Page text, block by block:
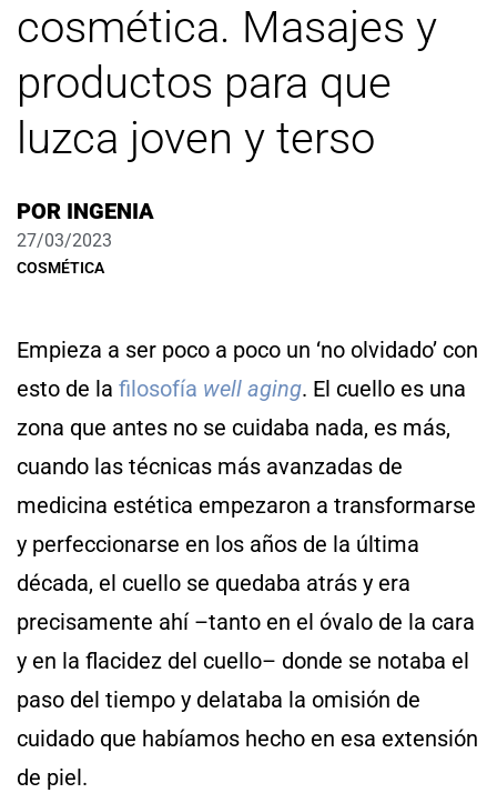
cosmética. Masajes y
productos para que
luzca joven y terso
POR INGENIA
27/03/2023
COSMÉTICA
Empieza a ser poco a poco un ‘no olvidado’ con
esto de la filosofía well aging. El cuello es una
zona que antes no se cuidaba nada, es más,
cuando las técnicas más avanzadas de
medicina estética empezaron a transformarse
y perfeccionarse en los años de la última
década, el cuello se quedaba atrás y era
precisamente ahí –tanto en el óvalo de la cara
y en la flacidez del cuello– donde se notaba el
paso del tiempo y delataba la omisión de
cuidado que habíamos hecho en esa extensión
de piel.